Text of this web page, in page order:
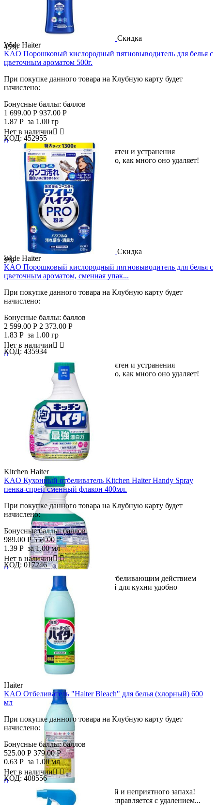
Скидка
45%
Wide Haiter
KAO Порошковый кислородный пятновыводитель для белья с
цветочным ароматом 500г.
При покупке данного товара на Клубную карту будет
начислено:
Бонусные баллы: баллов
1 699.00 Р 937.00 Р
1.87 Р за 1.00 гр
Нет в наличии 

Мощное средство для удаления пятен и устранения
неприятных запахов. Удивительно, как много оно удаляет!
Этот...
КОД: 452955
Скидка
9%
Wide Haiter
KAO Порошковый кислородный пятновыводитель для белья с
цветочным ароматом, сменная упак...
При покупке данного товара на Клубную карту будет
начислено:
Бонусные баллы: баллов
2 599.00 Р 2 373.00 Р
1.83 Р за 1.00 гр
Нет в наличии 

Мощное средство для удаления пятен и устранения
неприятных запахов. Удивительно, как много оно удаляет!
КОД: 435934
Kitchen Haiter
KAO Кухонный отбеливатель Kitchen Haiter Handy Spray
пенка-спрей сменный флакон 400мл.
При покупке данного товара на Клубную карту будет
начислено:
Бонусные баллы: баллов
989.00 Р 554.00 Р
1.39 Р за 1.00 мл
Нет в наличии 

Самое эффективное средство с отбеливающим действием
среди серии Kitchen Haiter! Спрей для кухни удобно
наносится, с...
КОД: 017246
Haiter
KAO Отбеливатель "Haiter Bleach" для белья (хлорный) 600
мл
При покупке данного товара на Клубную карту будет
начислено:
Бонусные баллы: баллов
525.00 Р 379.00 Р
0.63 Р за 1.00 мл
Нет в наличии 

Отбеливание + удаление бактерий и неприятного запаха!
Хлорный отбеливатель отлично справляется с удалением...
КОД: 408556